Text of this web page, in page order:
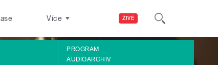
ŽIVĚ
Více
PROGRAM
AUDIOARCHIV